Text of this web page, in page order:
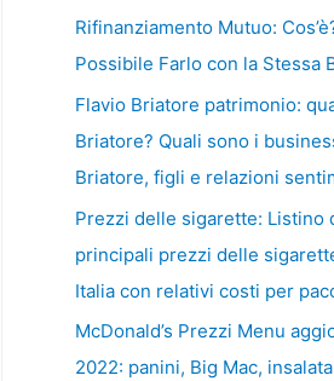
Rifinanziamento Mutuo:
Possibile Farlo con la Stessa
Flavio Briatore patrimonio:
Briatore? Quali sono i
Briatore, figli e relazioni
Prezzi delle sigarette: Listino
principali prezzi delle
Italia con relativi costi per
McDonald’s Prezzi Menu
2022: panini, Big Mac,